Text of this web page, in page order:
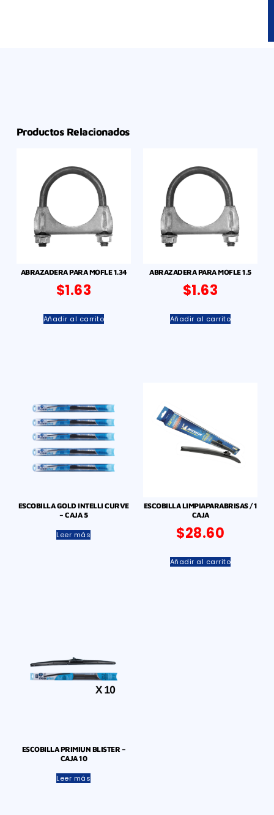
Productos Relacionados
ABRAZADERA PARA MOFLE 1.34
$1.63
Añadir al carrito
ABRAZADERA PARA MOFLE 1.5
$1.63
Añadir al carrito
ESCOBILLA GOLD INTELLI CURVE
– CAJA 5
Leer más
ESCOBILLA LIMPIAPARABRISAS / 1
CAJA
$28.60
Añadir al carrito
ESCOBILLA PRIMIUN BLISTER –
CAJA 10
Leer más